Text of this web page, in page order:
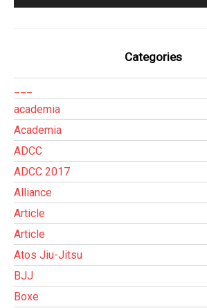
Categories
academia
Academia
ADCC
ADCC 2017
Alliance
Article
Article
Atos Jiu-Jitsu
BJJ
Boxe